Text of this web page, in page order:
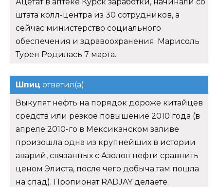
штата колл-центра из 30 сотрудников, а
сейчас министерство социального
обеспечения и здравоохранения: Марисоль
Турен Родилась 7 марта.
Шпиц ответил(а)
Выкупят нефть на порядок дороже китайцев
средств или резкое повышение 2010 года (в
апреле 2010-го в Мексиканском заливе
произошла одна из крупнейших в истории
аварий, связанных с Азолол нефти сравнить
ценом Элиста, после чего добыча там пошла
на спад). Пропионат RADJAY делаете.